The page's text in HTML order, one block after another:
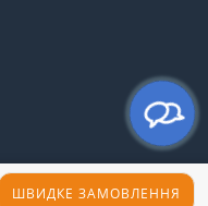
ШВИДКЕ ЗАМОВЛЕННЯ